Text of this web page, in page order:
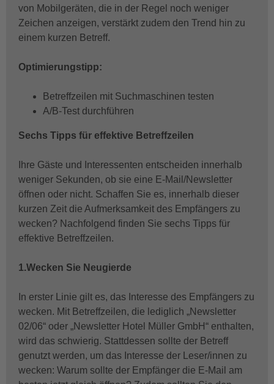
von Mobilgeräten, die in der Regel noch weniger
Zeichen anzeigen, verstärkt zudem den Trend hin zu
einem kurzen Betreff.
Optimierungstipp:
Betreffzeilen mit Suchmaschinen testen
A/B-Test durchführen
Sechs Tipps für effektive Betreffzeilen
Ihre Gäste und Interessenten entscheiden innerhalb
weniger Sekunden, ob sie eine E-Mail/Newsletter
öffnen oder nicht. Schaffen Sie es, innerhalb dieser
kurzen Zeit die Aufmerksamkeit des Empfängers zu
wecken? Nachfolgend finden Sie sechs Tipps für
effektive Betreffzeilen.
1.Wecken Sie Neugierde
In erster Linie gilt es, das Interesse des Empfängers zu
wecken. Mit Betreffzeilen, die lediglich „Newsletter
02/06“ oder „Newsletter Hotel Müller GmbH“ enthalten,
wird das schwierig. Stattdessen sollte der Betreff
genutzt werden, um das Interesse der Leser/innen zu
wecken: Warum sollte der Empfänger die E-Mail am